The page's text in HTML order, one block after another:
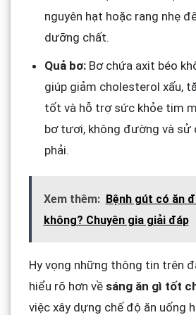
nguyên hạt hoặc rang nhẹ
dưỡng chất.
Quả bơ:Bơ chứa axit béo
giúp giảm cholesterol xấu,
tốt và hỗ trợ sức khỏe tim
bơ tươi, không đường và sử
phải.
Xem thêm: Bệnh gút có ăn
không? Chuyên gia giải đáp
Hy vọng những thông tin trên
hiểu rõ hơn về sáng ăn gì tốt
việc xây dựng chế độ ăn uống